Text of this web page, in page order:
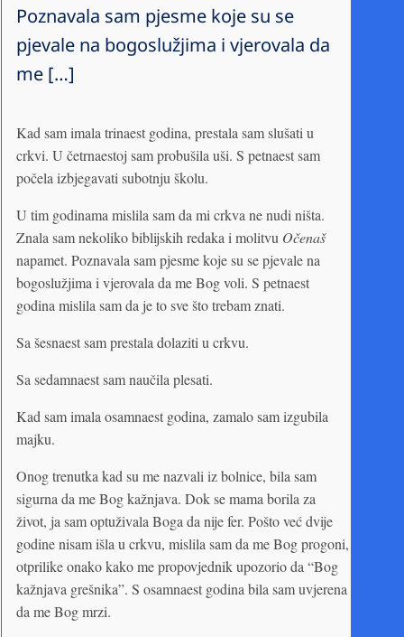
Poznavala sam pjesme koje su se
pjevale na bogoslužjima i vjerovala da
me […]
Kad sam imala trinaest godina, prestala sam slušati u
crkvi. U četrnaestoj sam probušila uši. S petnaest sam
počela izbjegavati subotnju školu.
U tim godinama mislila sam da mi crkva ne nudi ništa.
Znala sam nekoliko biblijskih redaka i molitvu Očenaš
napamet. Poznavala sam pjesme koje su se pjevale na
bogoslužjima i vjerovala da me Bog voli. S petnaest
godina mislila sam da je to sve što trebam znati.
Sa šesnaest sam prestala dolaziti u crkvu.
Sa sedamnaest sam naučila plesati.
Kad sam imala osamnaest godina, zamalo sam izgubila
majku.
Onog trenutka kad su me nazvali iz bolnice, bila sam
sigurna da me Bog kažnjava. Dok se mama borila za
život, ja sam optuživala Boga da nije fer. Pošto već dvije
godine nisam išla u crkvu, mislila sam da me Bog progoni,
otprilike onako kako me propovjednik upozorio da “Bog
kažnjava grešnika”. S osamnaest godina bila sam uvjerena
da me Bog mrzi.